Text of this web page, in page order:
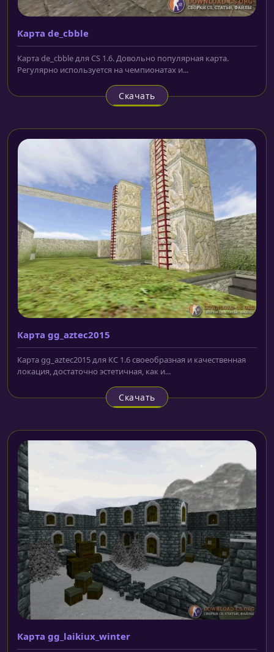
Карта de_cbble
Карта de_cbble для CS 1.6. Довольно популярная карта.
Регулярно используется на чемпионатах и...
Скачать
Карта gg_aztec2015
Карта gg_aztec2015 для КС 1.6 своеобразная и качественная
локация, достаточно эстетичная, как и...
Скачать
Карта gg_laikiux_winter